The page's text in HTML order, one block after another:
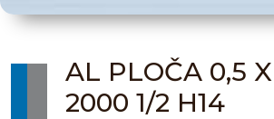
AL PLOČA 0,5
2000 1/2 H14